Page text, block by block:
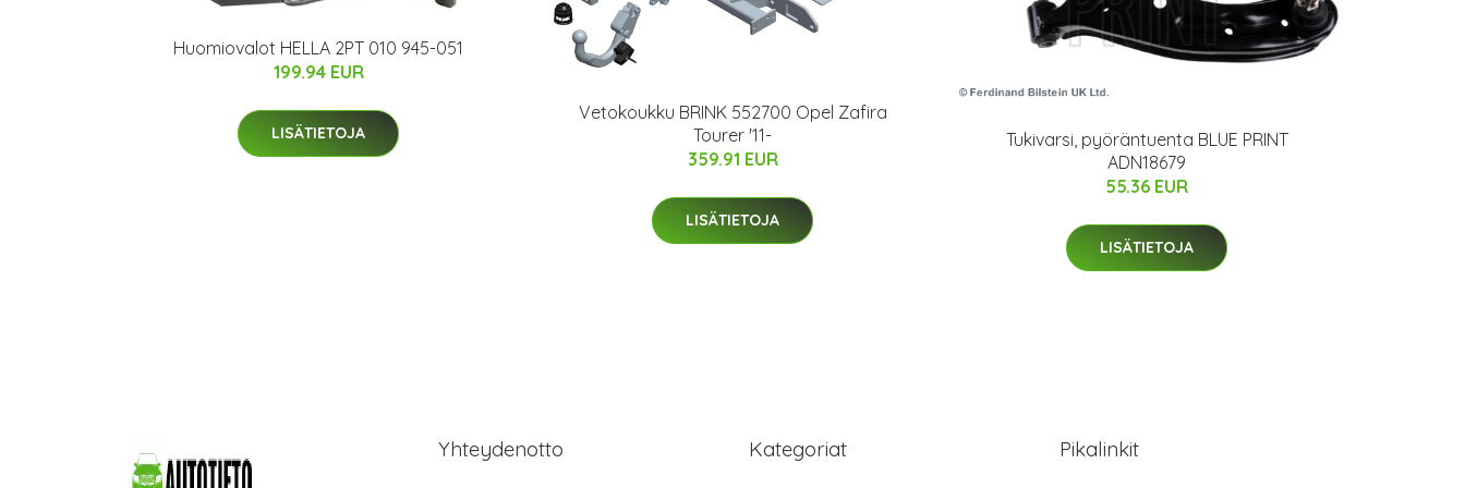
Huomiovalot HELLA 2PT 010 945-051
199.94 EUR
LISÄTIETOJA
Vetokoukku BRINK 552700 Opel Zafira
Tourer '11-
359.91 EUR
LISÄTIETOJA
Tukivarsi, pyöräntuenta BLUE PRINT
ADN18679
55.36 EUR
LISÄTIETOJA
Yhteydenotto Kategoriat Pikalinkit